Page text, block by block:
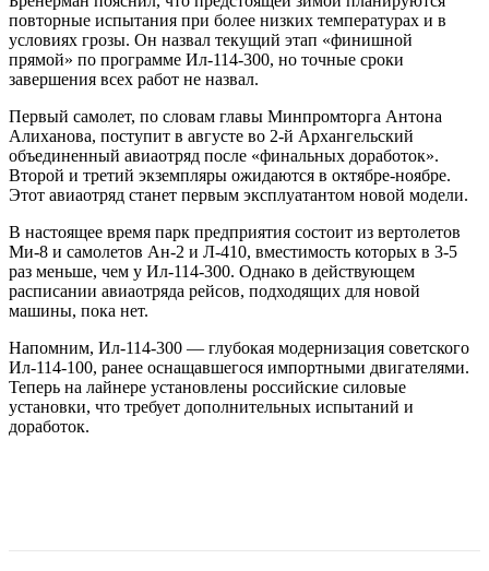
повторные испытания при более низких температурах и в
условиях грозы. Он назвал текущий этап «финишной
прямой» по программе Ил-114-300, но точные сроки
завершения всех работ не назвал.
Первый самолет, по словам главы Минпромторга Антона
Алиханова, поступит в августе во 2-й Архангельский
объединенный авиаотряд после «финальных доработок».
Второй и третий экземпляры ожидаются в октябре-ноябре.
Этот авиаотряд станет первым эксплуатантом новой модели.
В настоящее время парк предприятия состоит из вертолетов
Ми-8 и самолетов Ан-2 и Л-410, вместимость которых в 3-5
раз меньше, чем у Ил-114-300. Однако в действующем
расписании авиаотряда рейсов, подходящих для новой
машины, пока нет.
Напомним, Ил-114-300 — глубокая модернизация советского
Ил-114-100, ранее оснащавшегося импортными двигателями.
Теперь на лайнере установлены российские силовые
установки, что требует дополнительных испытаний и
доработок.